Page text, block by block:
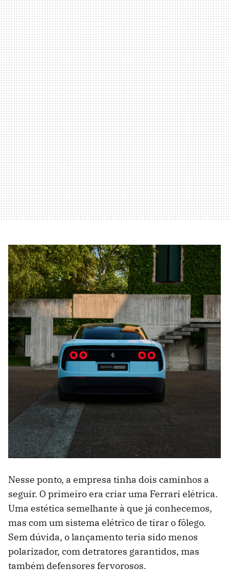
Nesse ponto, a empresa tinha dois caminhos a
seguir. O primeiro era criar uma Ferrari elétrica.
Uma estética semelhante à que já conhecemos,
mas com um sistema elétrico de tirar o fôlego.
Sem dúvida, o lançamento teria sido menos
polarizador, com detratores garantidos, mas
também defensores fervorosos.